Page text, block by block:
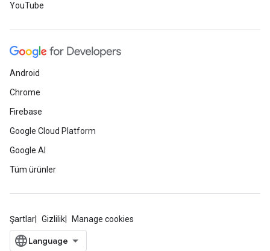
YouTube
Android
Chrome
Firebase
Google Cloud Platform
Google AI
Tüm ürünler
Şartlar Gizlilik Manage cookies